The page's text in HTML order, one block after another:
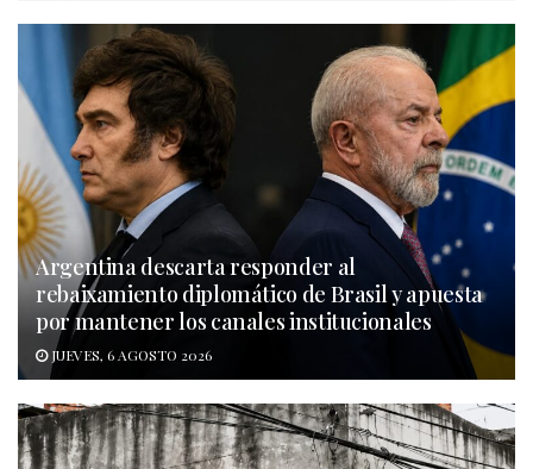
Argentina descarta responder al
rebaixamiento diplomático de Brasil y apuesta
por mantener los canales institucionales
JUEVES, 6 AGOSTO 2026